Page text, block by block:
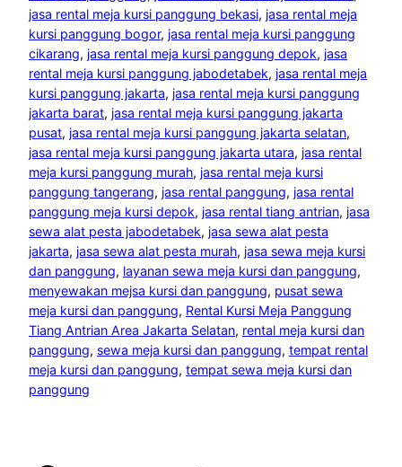
jasa rental meja kursi panggung bekasi, jasa rental meja
kursi panggung bogor, jasa rental meja kursi panggung
cikarang, jasa rental meja kursi panggung depok, jasa
rental meja kursi panggung jabodetabek, jasa rental meja
kursi panggung jakarta, jasa rental meja kursi panggung
jakarta barat, jasa rental meja kursi panggung jakarta
pusat, jasa rental meja kursi panggung jakarta selatan
jasa rental meja kursi panggung jakarta utara, jasa rental
meja kursi panggung murah, jasa rental meja kursi
panggung tangerang, jasa rental panggung, jasa rental
panggung meja kursi depok, jasa rental tiang antrian, jasa
sewa alat pesta jabodetabek, jasa sewa alat pesta
jakarta, jasa sewa alat pesta murah, jasa sewa meja kursi
dan panggung, layanan sewa meja kursi dan panggung
menyewakan mejsa kursi dan panggung, pusat sewa
meja kursi dan panggung, Rental Kursi Meja Panggung
Tiang Antrian Area Jakarta Selatan, rental meja kursi dan
panggung, sewa meja kursi dan panggung, tempat rental
meja kursi dan panggung, tempat sewa meja kursi dan
panggung